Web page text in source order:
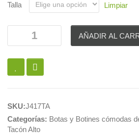
Talla Limpiar
AÑADIR AL
SKU:J417TA
Categorías: Botas y Botines cómodas
Tacón Alto